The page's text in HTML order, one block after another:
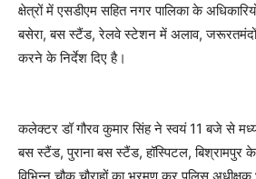
क्षेत्रों में एसडीएम सहित नगर पालिका के
बसेरा, बस स्टैंड, रेलवे स्टेशन में अलाव,
करने के निर्देश दिए है।
कलेक्टर डॉ गौरव कुमार सिंह ने स्वयं 11 बजे से
बस स्टैंड, पुराना बस स्टैंड, हॉस्पिटल,